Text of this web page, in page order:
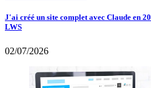
J'ai créé un site complet avec Claude en
LWS
02/07/2026